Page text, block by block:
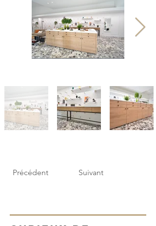
Précédent Suivant